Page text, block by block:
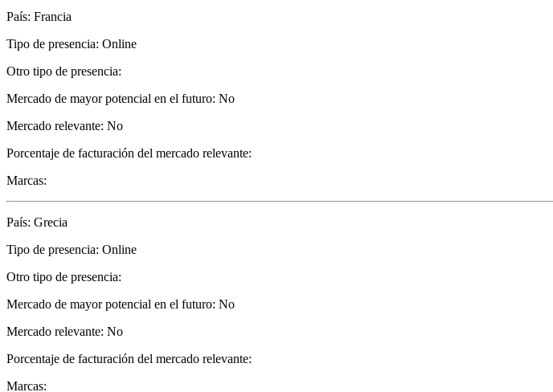
País: Francia
Tipo de presencia: Online
Otro tipo de presencia:
Mercado de mayor potencial en el futuro: No
Mercado relevante: No
Porcentaje de facturación del mercado relevante:
Marcas:
País: Grecia
Tipo de presencia: Online
Otro tipo de presencia:
Mercado de mayor potencial en el futuro: No
Mercado relevante: No
Porcentaje de facturación del mercado relevante:
Marcas: